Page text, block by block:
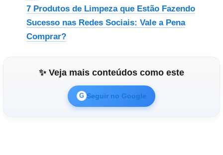
7 Produtos de Limpeza que Estão Fazendo
Sucesso nas Redes Sociais: Vale a Pena
Comprar?
✨ Veja mais conteúdos como este
G Seguir no Google